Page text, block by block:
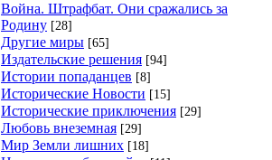
Война. Штрафбат. Они сражались за
Родину [28]
Другие миры [65]
Издательские решения [94]
Истории попаданцев [8]
Исторические Новости [15]
Исторические приключения [29]
Любовь внеземная [29]
Мир Земли лишних [18]